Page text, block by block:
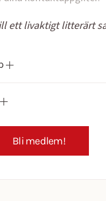
ett livaktigt litterärt
Bli medlem!